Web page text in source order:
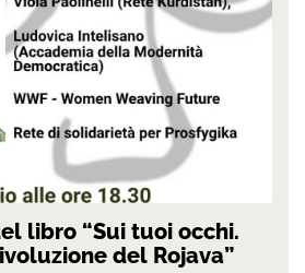
libro “Sui tuoi occhi.
del Rojava”